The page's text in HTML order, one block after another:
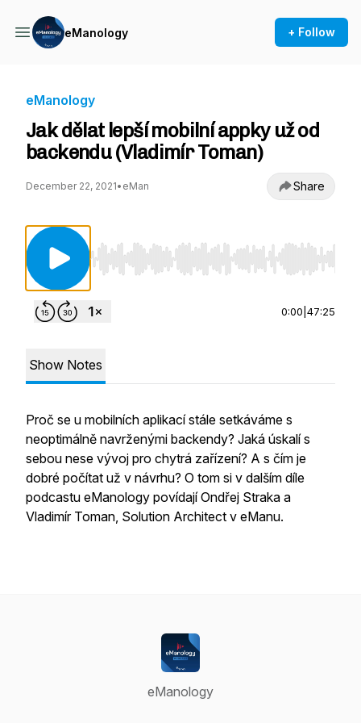
eManology + Follow
eManology
Jak dělat lepší mobilní appky už od
backendu (Vladimír Toman)
December 22, 2021• eMan Share
Use Left/Right to seek, Home/End to jump to
0:00 47:25
Show Notes
Proč se u mobilních aplikací stále setkáváme s
neoptimálně navrženými backendy? Jaká úskalí s
sebou nese vývoj pro chytrá zařízení? A s čím je
dobré počítat už v návrhu? O tom si v dalším díle
podcastu eManology povídají Ondřej Straka a
Vladimír Toman, Solution Architect v eManu.
eManology